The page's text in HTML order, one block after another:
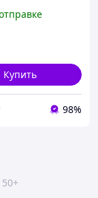
360°
для снятия
напряжения
кровообращ
Купить
98%